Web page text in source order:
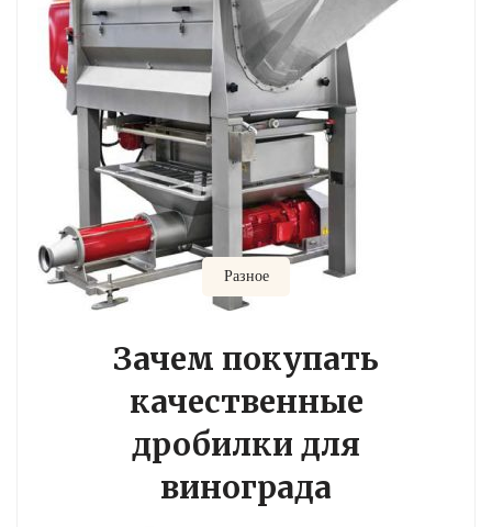
Разное
Зачем покупать
качественные
дробилки для
винограда